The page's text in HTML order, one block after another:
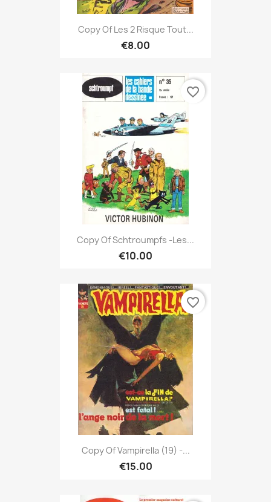
Copy Of Les 2 Risque Tout...
€8.00
Copy Of Schtroumpfs -Les...
€10.00
favorite_border
Copy Of Vampirella (19) -...
€15.00
favorite_border